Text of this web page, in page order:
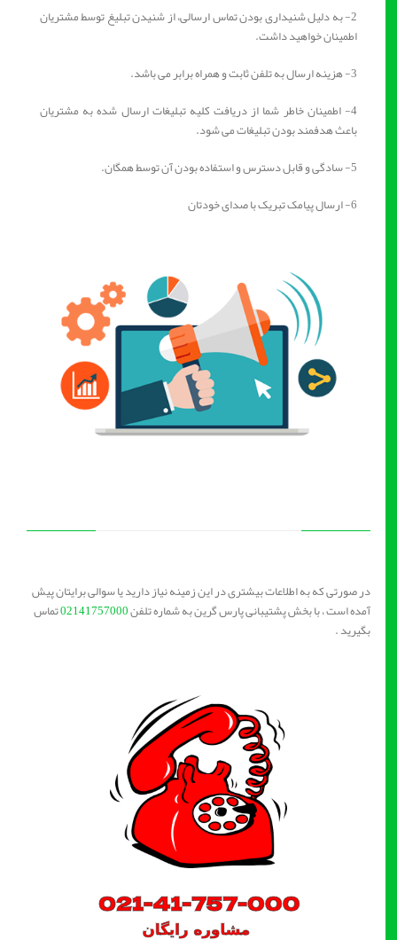
2- به دلیل شنیداری بودن تماس ارسالی، از شنیدن تبلیغ توسط مشتریان
اطمینان خواهید داشت.
4- اطمینان خاطر شما از دریافت کلیه تبلیغات ارسال شده به مشتریان
باعث هدفمند بودن تبلیغات می شود.
در صورتی که به اطلاعات بیشتری در این زمینه نیاز دارید یا سوالی برایتان پیش
آمده است ، با بخش پشتیبانی پارس گرین به شماره تلفن02141757000تماس
بگیرید .